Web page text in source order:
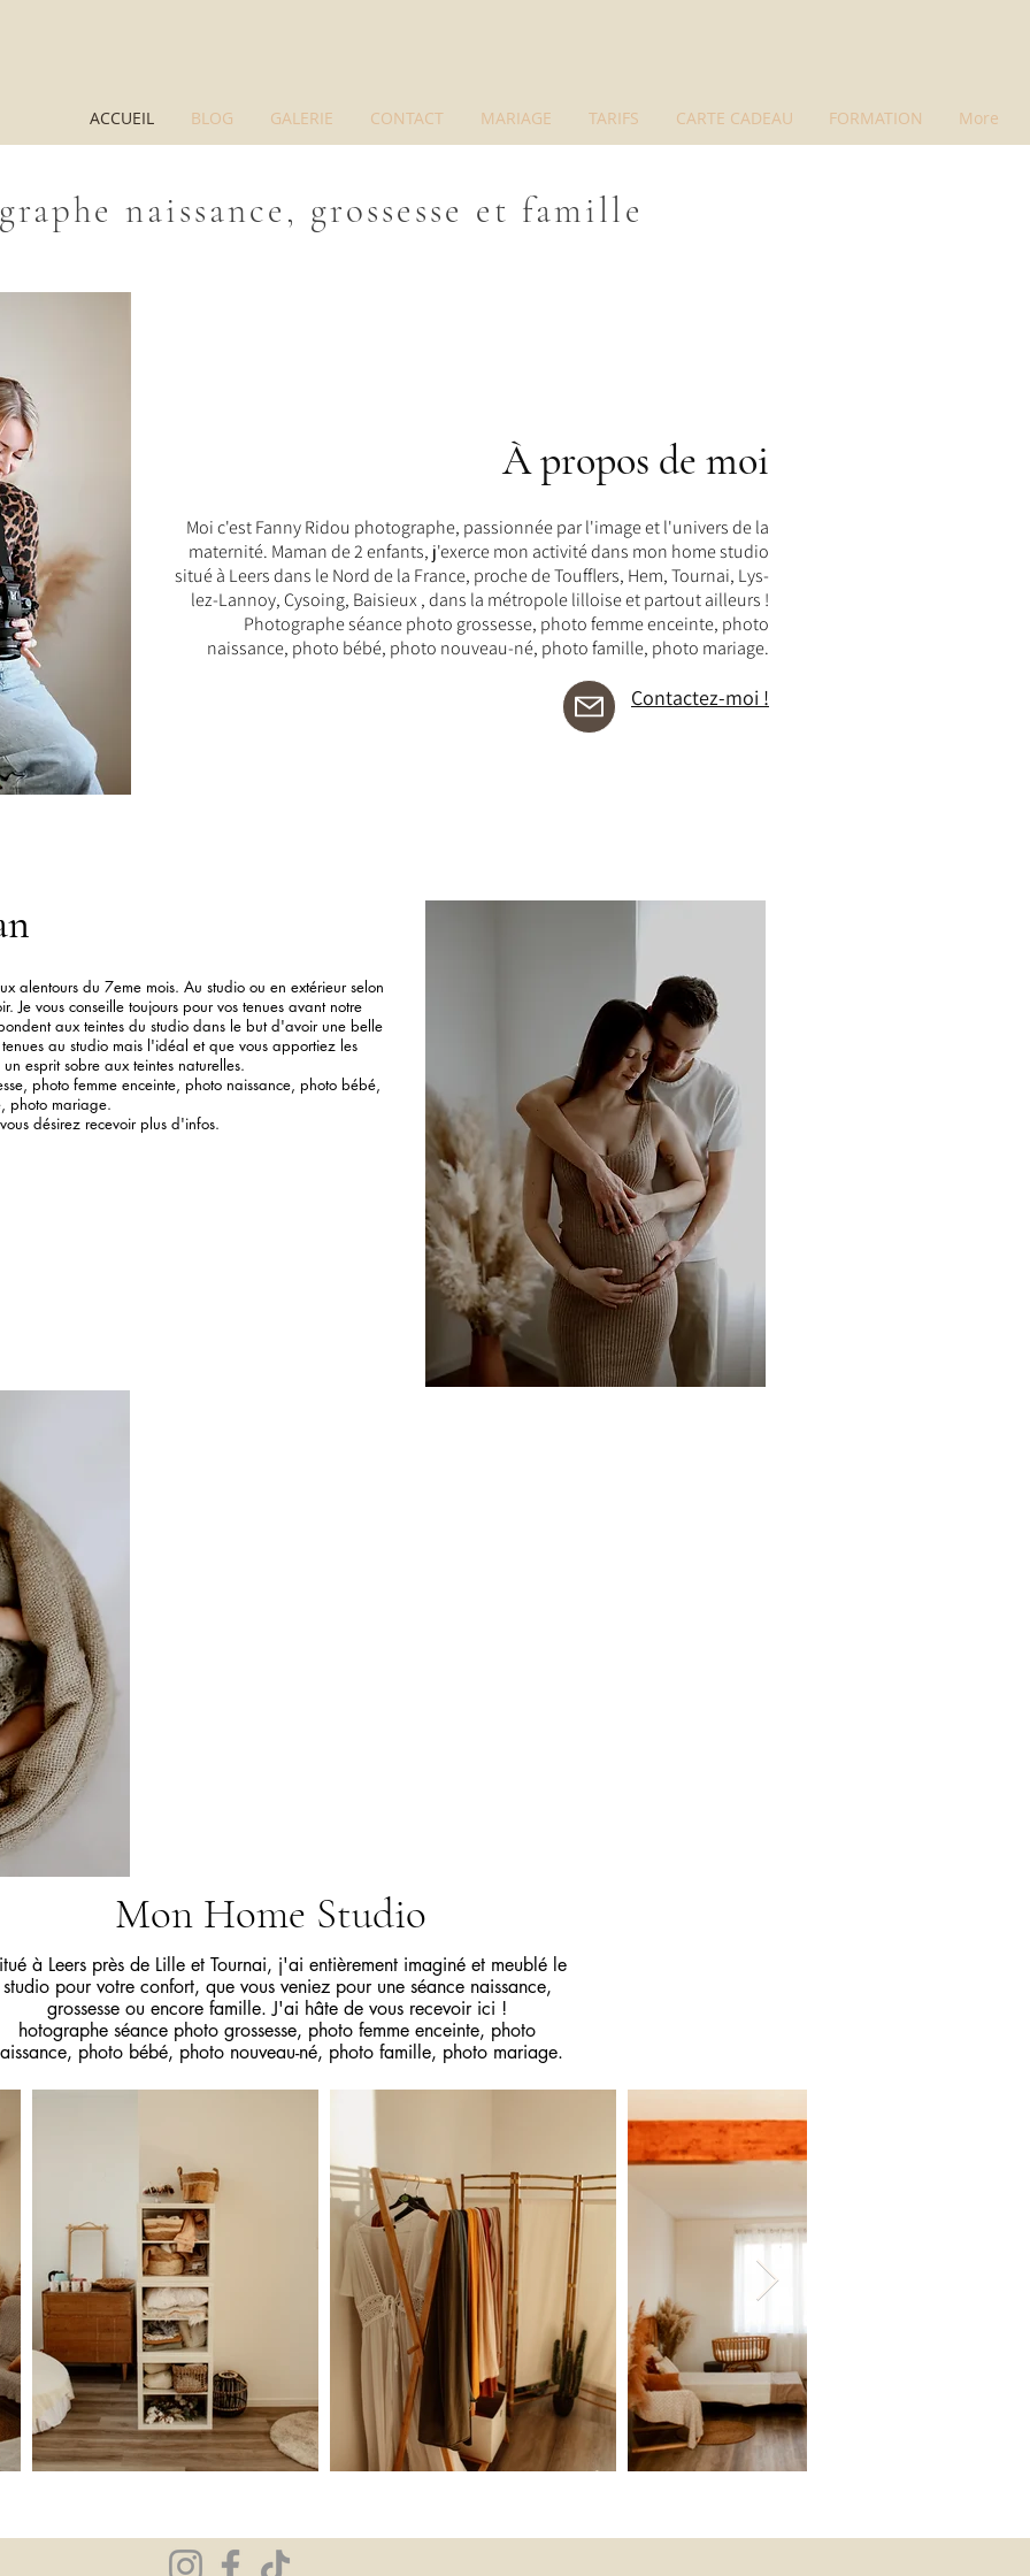
ACCUEIL BLOG GALERIE CONTACT MARIAGE TARIFS CARTE CADEAU FORMATION More
naissance, grossesse et famille
À propos de moi
Moi c'est Fanny Ridou photographe, passionnée par l'image et l'univers de la
maternité. Maman de 2 enfants, j'exerce mon activité dans mon home studio
situé à Leers dans le Nord de la France, proche de Toufflers, Hem, Tournai, Lys-
lez-Lannoy, Cysoing, Baisieux , dans la métropole lilloise et partout ailleurs !
Photographe séance photo grossesse, photo femme enceinte, photo
naissance, photo bébé, photo nouveau-né, photo famille, photo mariage.
Contactez-moi !
alentours du 7eme mois. Au studio ou en extérieur selon
Je vous conseille toujours pour vos tenues avant notre
aux teintes du studio dans le but d'avoir une belle
au studio mais l'idéal et que vous apportiez les
esprit sobre aux teintes naturelles.
photo femme enceinte, photo naissance, photo bébé,
photo mariage.
désirez recevoir plus d'infos.
Mon Home Studio
à Leers près de Lille et Tournai, j'ai entièrement imaginé et meublé le
studio pour votre confort, que vous veniez pour une séance naissance,
grossesse ou encore famille. J'ai hâte de vous recevoir ici !
hotographe séance photo grossesse, photo femme enceinte, photo
photo bébé, photo nouveau-né, photo famille, photo mariage.